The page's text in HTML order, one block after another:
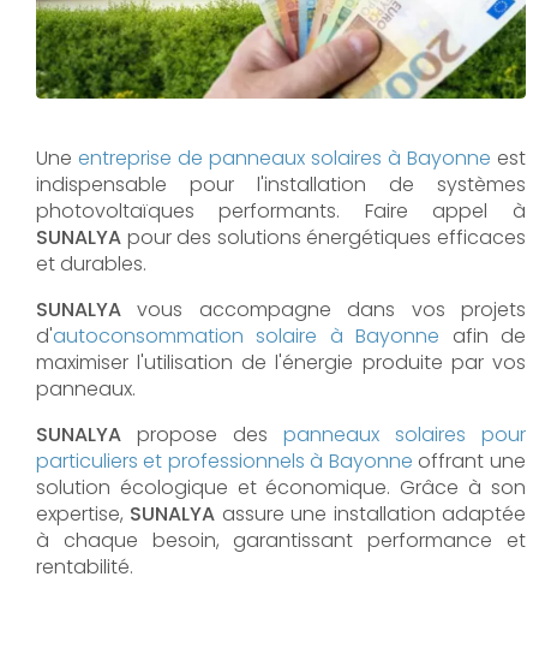
Une entreprise de panneaux solaires à Bayonne est
indispensable pour l'installation de systèmes
photovoltaïques performants. Faire appel à
SUNALYA pour des solutions énergétiques efficaces
et durables.
SUNALYA vous accompagne dans vos projets
d'autoconsommation solaire àBayonne afin de
maximiser l'utilisation de l'énergie produite par vos
panneaux.
SUNALYA propose des panneaux solaires pour
particuliers et professionnels à Bayonne offrant une
solution écologique et économique. Grâce à son
expertise, SUNALYA assure une installation adaptée
à chaque besoin, garantissant performance et
rentabilité.